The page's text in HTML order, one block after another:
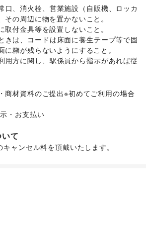
スン/塾・家庭教師/おもちゃ・絵本/
/ダイエット・健康グッズ/
/ヘアケア・シャンプー/美容家電
サロン/マッサージ・整体/
ス
ック
ック・マンガ
リ/テレビ・ドラマ
/占い /公営競技・宝くじ/
イン
ンプ・アウトドア
口、消火栓、営業施設（自販機、ロッカ
その周辺に物を置かないこと。
取付金具等を設置しないこと。
きは、コードは床面に養生テープ等で固
に糊が残らないようにすること。
用方に関し、駅係員から指示があれば従
材資料のご提出※初めてご利用の場合
て
ャンセル料を頂戴いたします。